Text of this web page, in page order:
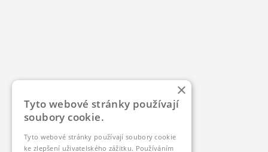
×
Tyto webové stránky používají
soubory cookie.
Tyto webové stránky používají soubory cookie
ke zlepšení uživatelského zážitku. Používáním